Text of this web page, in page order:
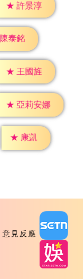
★ 許景淳
陳泰銘
★ 王國旌
★ 亞莉安娜
★ 康凱
意見反應